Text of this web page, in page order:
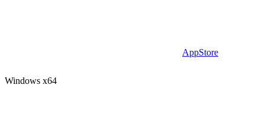
AppStore
Windows x64